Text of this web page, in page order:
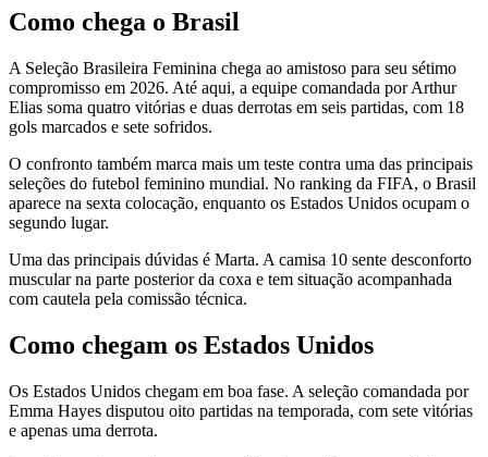
Como chega o Brasil
A Seleção Brasileira Feminina chega ao amistoso para seu sétimo
compromisso em 2026. Até aqui, a equipe comandada por Arthur
Elias soma quatro vitórias e duas derrotas em seis partidas, com 18
gols marcados e sete sofridos.
O confronto também marca mais um teste contra uma das principais
seleções do futebol feminino mundial. No ranking da FIFA, o Brasil
aparece na sexta colocação, enquanto os Estados Unidos ocupam o
segundo lugar.
Uma das principais dúvidas é Marta. A camisa 10 sente desconforto
muscular na parte posterior da coxa e tem situação acompanhada
com cautela pela comissão técnica.
Como chegam os Estados Unidos
Os Estados Unidos chegam em boa fase. A seleção comandada por
Emma Hayes disputou oito partidas na temporada, com sete vitórias
e apenas uma derrota.